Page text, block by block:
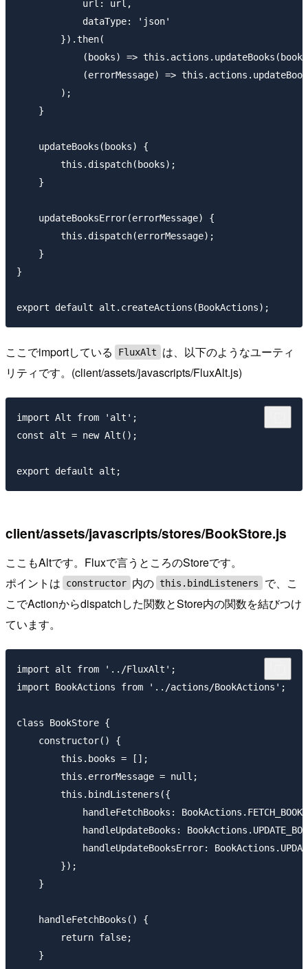
            url: url,
            dataType: 'json'
        }).then(
(books) =>
(errorMessage) =>
        );
    }
    updateBooks(books) {
        this.dispatch(books);
    }
    updateBooksError(errorMessage) {
        this.dispatch(errorMessage);
    }
}
ここでimportしている FluxAlt
は、以下のようなユーティ
リティです。(client/assets/javascripts/FluxAlt.js)
import Alt from 'alt';
const alt = new Alt();
client/assets/javascripts/stores/BookStore.js
ここもAltです。Fluxで言うところのStoreです。
ポイントは
constructor 内の this.bindListeners
で、こ
こでActionからdispatchした関数とStore内の関数を結びつけ
ています。
import alt from '../FluxAlt';
import BookActions from '../actions/BookActions';
class BookStore {
    constructor() {
        this.books = [];
        this.errorMessage = null;
        this.bindListeners({
handleFetchBooks:
handleUpdateBooks:
handleUpdateBooksError:
        });
    }
    handleFetchBooks() {
        return false;
    }